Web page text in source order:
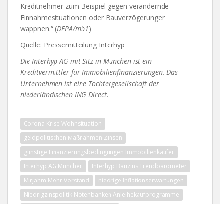
Kreditnehmer zum Beispiel gegen verändernde
Einnahmesituationen oder Bauverzögerungen
wappnen.“ (DFPA/mb1)
Quelle: Pressemitteilung Interhyp
Die Interhyp AG mit Sitz in München ist ein
Kreditvermittler für Immobilienfinanzierungen. Das
Unternehmen ist eine Tochtergesellschaft der
niederländischen ING Direct.
Corona Krise Wohnsituation
geldpolitischen Maßnahmen Zinsen
günstige Finanzierungsbedingungen Immobilienkäufer
Interhyp AG München
Interhyp Bauzins Trendbarometer
Mirjahm Mohr Vorstand
niedrige Inflationserwartungen
Niedrigzinspolitik Notenbanken Anleihekaufprogramme